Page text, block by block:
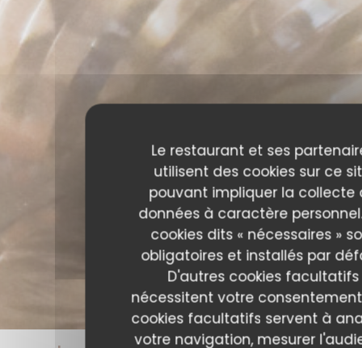
Le restaurant et ses
utilisent des cookies sur ce
pouvant impliquer la collecte
données à caractère
cookies dits « nécessaires »
obligatoires et installés par
D'autres cookies facultatifs
nécessitent votre
cookies facultatifs servent à
votre navigation, mesurer